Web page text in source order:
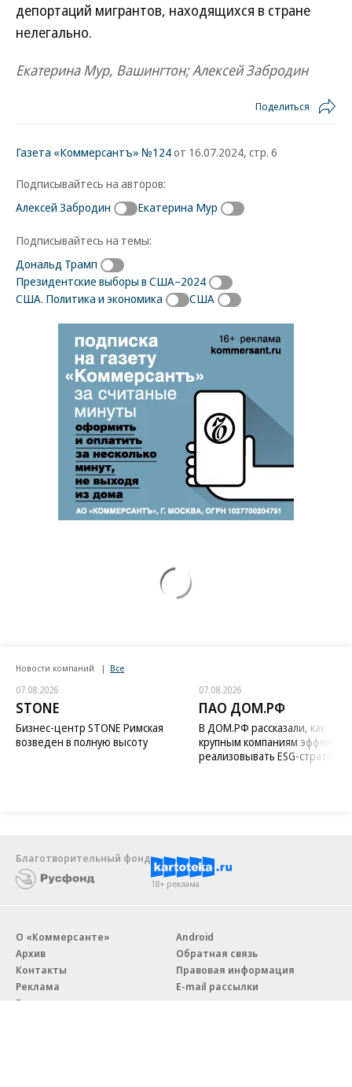
депортаций мигрантов, находящихся в стране
нелегально.
Екатерина Мур, Вашингтон; Алексей Забродин
Поделиться
Газета «Коммерсантъ» №124от 16.07.2024, стр. 6
Подписывайтесь на авторов:
Алексей Забродин
Екатерина Мур
Подписывайтесь на темы:
Дональд Трамп
Президентские выборы в США–2024
США. Политика и экономика
США
Новости компаний Все
07.08.2026
STONE
Бизнес-центр STONE Римская
возведен в полную высоту
07.08.2026
ПАО ДОМ.РФ
В ДОМ.РФ рассказали, как
крупным компаниям
реализовывать ESG-стратегию
Благотворительный фонд
18+ реклама
О «Коммерсанте»
Архив
Контакты
Реклама
Вакансии
Android
Обратная связь
Правовая информация
E-mail рассылки